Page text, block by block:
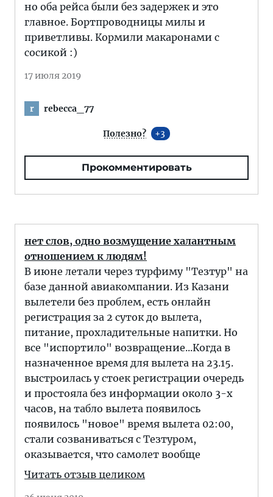
но оба рейса были без задержек и это
главное. Бортпроводницы милы и
приветливы. Кормили макаронами с
сосикой :)
17 июля 2019
r rebecca_77
Полезно? 3
Прокомментировать
нет слов, одно возмущение халантным
отношением к людям!
В июне летали через турфиму "Тезтур" на
базе данной авиакомпании. Из Казани
вылетели без проблем, есть онлайн
регистрация за 2 суток до вылета,
питание, прохладительные напитки. Но
все "испортило" возвращение...Когда в
назначенное время для вылета на 23.15.
выстроилась у стоек регистрации очередь
и простояла без информации около 3-х
часов, на табло вылета появилось
появилось "новое" время вылета 02:00,
стали созваниваться с Тезтуром,
оказывается, что самолет вообще
Читать отзыв целиком